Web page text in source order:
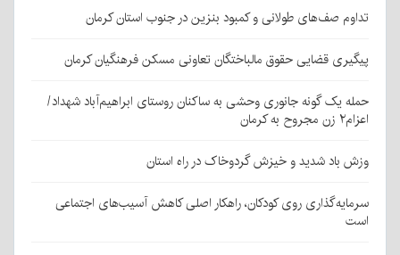
تداوم صف‌های طولانی و کمبود بنزین در جنوب استان کرمان
پیگیری قضایی حقوق مالباختگان تعاونی مسکن فرهنگیان کرمان
حمله یک گونه جانوری وحشی به ساکنان روستای ابراهیم‌آباد شهداد/
اعزام۲ زن مجروح به کرمان
وزش باد شدید و خیزش گردوخاک در راه استان
سرمایه‌گذاری روی کودکان، راهکار اصلی کاهش آسیب‌های اجتماعی
است